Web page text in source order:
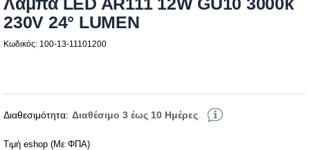
230V 24° LUMEN
Κωδικός: 100-13-11101200
Διαθεσιμότητα: Διαθέσιμο 3 έως 10 Ημέρες
Τιμή eshop (Με ΦΠΑ)